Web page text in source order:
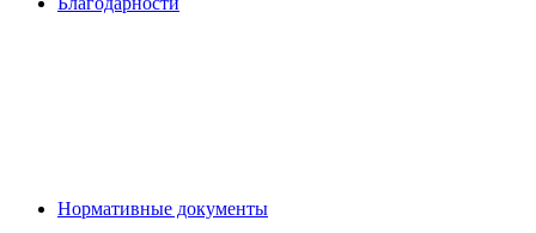
Нормативные документы